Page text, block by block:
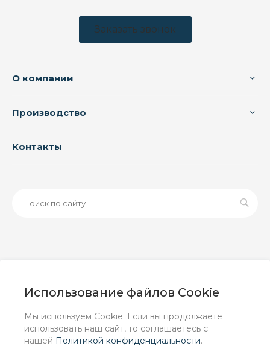
Использование файлов Cookie
Мы используем Cookie. Если вы продолжаете
использовать наш сайт, то соглашаетесь с
нашей Политикой конфиденциальности.
Заказать звонок
О компании
Производство
Контакты
информационный характер и ни при каких условиях не
положениями Статьи 437 (2) ГК РФ.